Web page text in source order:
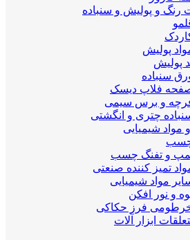
رنگ و پولیش و سنباده
پولیش
پولیش
سنباده
فلاپ دیسک
و برس سیمی
چتری و انگشتی
شیمیایی
و تفنگ چسب
تمیز کننده صنعتی
مواد شیمیایی
و نور افکن
فرز حکاکی
ابزار آلات